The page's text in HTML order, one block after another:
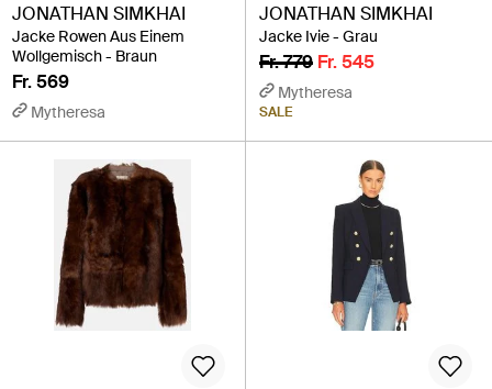
JONATHAN SIMKHAI
Jacke Rowen Aus Einem
Wollgemisch - Braun
Fr. 569
Mytheresa
JONATHAN SIMKHAI
Jacke Ivie - Grau
Fr. 779 Fr. 545
Mytheresa
SALE